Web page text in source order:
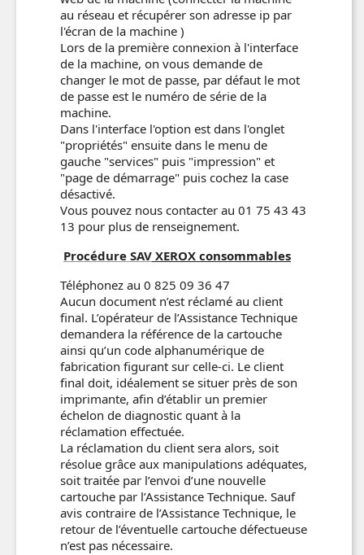
au réseau et récupérer son adresse ip par
l'écran de la machine )
Lors de la première connexion à l'interface
de la machine, on vous demande de
changer le mot de passe, par défaut le mot
de passe est le numéro de série de la
machine.
Dans l'interface l'option est dans l'onglet
"propriétés" ensuite dans le menu de
gauche "services" puis "impression" et
"page de démarrage" puis cochez la case
désactivé.
Vous pouvez nous contacter au 01 75 43 43
13 pour plus de renseignement.
Procédure SAV XEROX consommables
Téléphonez au 0 825 09 36 47
Aucun document n’est réclamé au client
final. L’opérateur de l’Assistance Technique
demandera la référence de la cartouche
ainsi qu’un code alphanumérique de
fabrication figurant sur celle-ci. Le client
final doit, idéalement se situer près de son
imprimante, afin d’établir un premier
échelon de diagnostic quant à la
réclamation effectuée.
La réclamation du client sera alors, soit
résolue grâce aux manipulations adéquates,
soit traitée par l’envoi d’une nouvelle
cartouche par l’Assistance Technique. Sauf
avis contraire de l’Assistance Technique, le
retour de l’éventuelle cartouche défectueuse
n’est pas nécessaire.